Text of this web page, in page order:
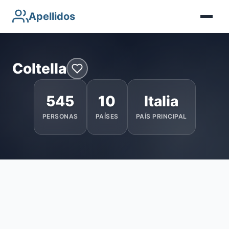
Apellidos
Coltella
545
PERSONAS
10
PAÍSES
Italia
PAÍS PRINCIPAL